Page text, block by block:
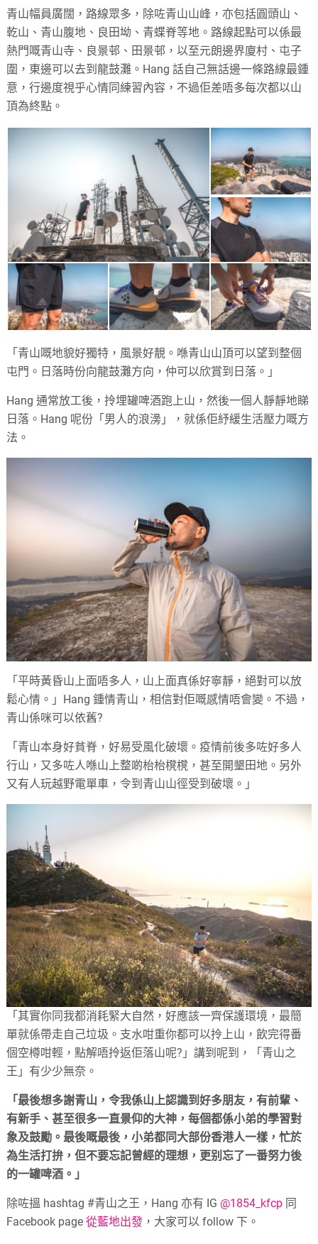
青山幅員廣闊，路線眾多，除咗青山山峰，亦包括圓頭山、
乾山、青山腹地、良田坳、青蝶脊等地。路線起點可以係最
熱門嘅青山寺、良景邨、田景邨，以至元朗邊界廈村、屯子
圍，東邊可以去到龍鼓灘。Hang 話自己無話邊一條路線最鍾
意，行邊度視乎心情同練習內容，不過佢差唔多每次都以山
頂為終點。
「青山嘅地貌好獨特，風景好靚。喺青山山頂可以望到整個
屯門。日落時份向龍鼓灘方向，仲可以欣賞到日落。」
Hang 通常放工後，拎埋罐啤酒跑上山，然後一個人靜靜地睇
日落。Hang 呢份「男人的浪澷」，就係佢紓緩生活壓力嘅方
法。
「平時黃昏山上面唔多人，山上面真係好寧靜，絕對可以放
鬆心情。」Hang 鍾情青山，相信對佢嘅感情唔會變。不過，
青山係咪可以依舊?
「青山本身好貧脊，好易受風化破壞。疫情前後多咗好多人
行山，又多咗人喺山上整啲枱枱櫈櫈，甚至開墾田地。另外
又有人玩越野電單車，令到青山山徑受到破壞。」
「其實你同我都消耗緊大自然，好應該一齊保護環境，最簡
單就係帶走自己垃圾。支水咁重你都可以拎上山，飲完得番
個空樽咁輕，點解唔拎返佢落山呢?」講到呢到，「青山之
王」有少少無奈。
「最後想多謝青山，令我係山上認識到好多朋友，有前輩、
有新手、甚至很多一直景仰的大神，每個都係小弟的學習對
象及鼓勵。最後嘅最後，小弟都同大部份香港人一樣，忙於
為生活打拚，但不要忘記曾經的理想，更别忘了一番努力後
的一罐啤酒。」
除咗搵 hashtag #青山之王，Hang 亦有 IG @1854_kfcp 同
Facebook page從藍地出發 ，大家可以 follow 下。